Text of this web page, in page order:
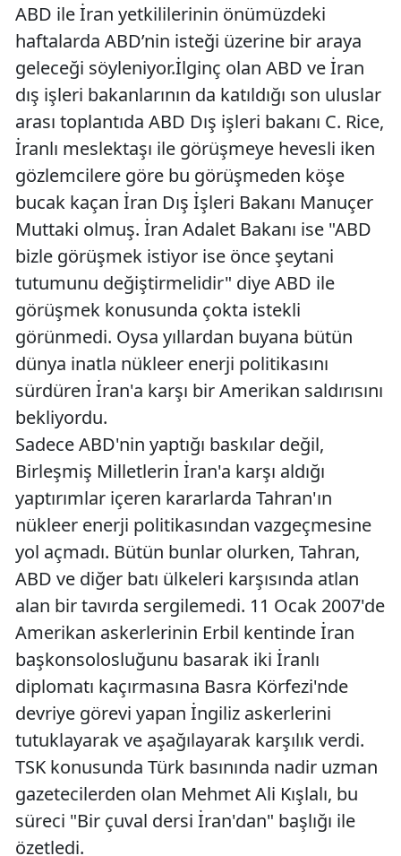
ABD ile İran yetkililerinin önümüzdeki
haftalarda ABD’nin isteği üzerine bir araya
geleceği söyleniyor.İlginç olan ABD ve İran
dış işleri bakanlarının da katıldığı son uluslar
arası toplantıda ABD Dış işleri bakanı C. Rice,
İranlı meslektaşı ile görüşmeye hevesli iken
gözlemcilere göre bu görüşmeden köşe
bucak kaçan İran Dış İşleri Bakanı Manuçer
Muttaki olmuş. İran Adalet Bakanı ise "ABD
bizle görüşmek istiyor ise önce şeytani
tutumunu değiştirmelidir" diye ABD ile
görüşmek konusunda çokta istekli
görünmedi. Oysa yıllardan buyana bütün
dünya inatla nükleer enerji politikasını
sürdüren İran'a karşı bir Amerikan saldırısını
bekliyordu.
Sadece ABD'nin yaptığı baskılar değil,
Birleşmiş Milletlerin İran'a karşı aldığı
yaptırımlar içeren kararlarda Tahran'ın
nükleer enerji politikasından vazgeçmesine
yol açmadı. Bütün bunlar olurken, Tahran,
ABD ve diğer batı ülkeleri karşısında atlan
alan bir tavırda sergilemedi. 11 Ocak 2007'de
Amerikan askerlerinin Erbil kentinde İran
başkonsolosluğunu basarak iki İranlı
diplomatı kaçırmasına Basra Körfezi'nde
devriye görevi yapan İngiliz askerlerini
tutuklayarak ve aşağılayarak karşılık verdi.
TSK konusunda Türk basınında nadir uzman
gazetecilerden olan Mehmet Ali Kışlalı, bu
süreci "Bir çuval dersi İran'dan" başlığı ile
özetledi.